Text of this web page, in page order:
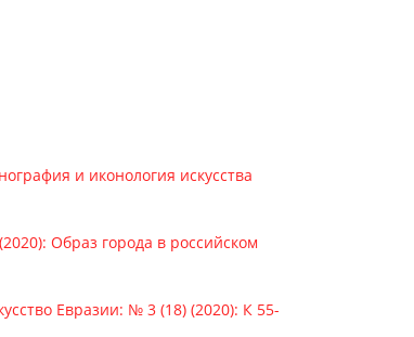
и иконология искусства
Образ города в российском
Евразии: № 3 (18) (2020): К 55-